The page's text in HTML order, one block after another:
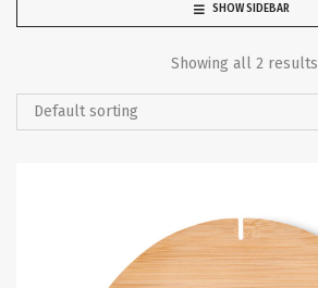
SHOW SIDEBAR
Showing all 2 results
Default sorting